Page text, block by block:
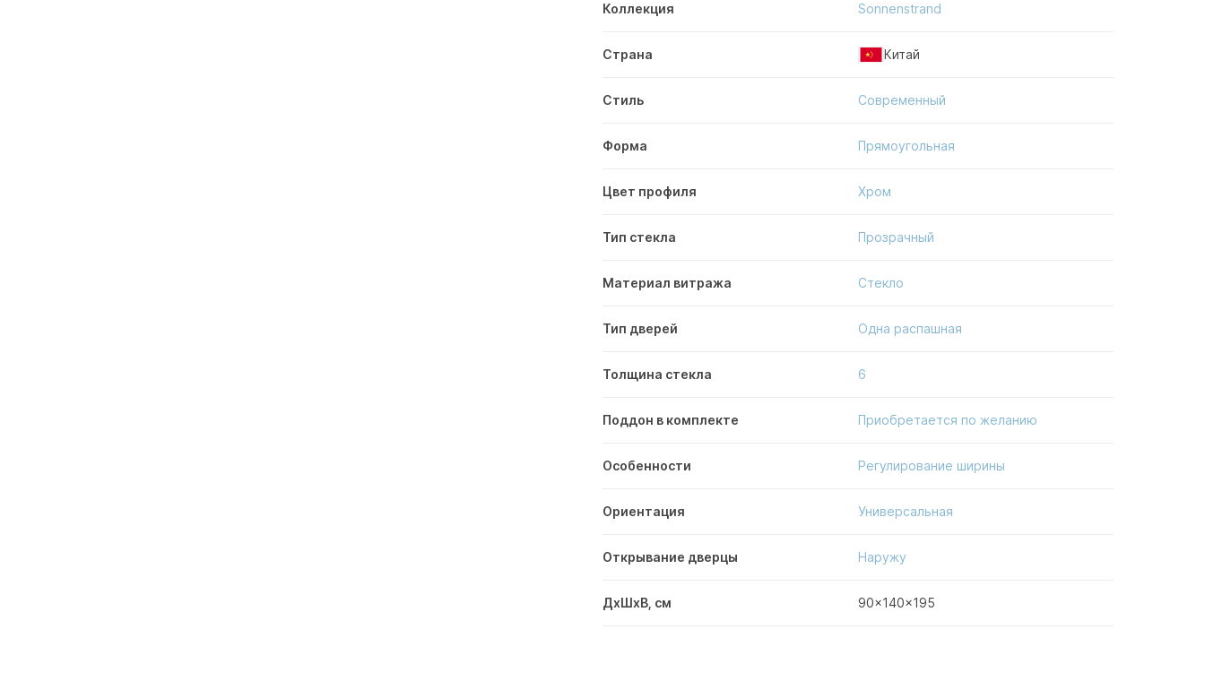
Коллекция Sonnenstrand
Страна Китай
Стиль Современный
Форма Прямоугольная
Цвет профиля Хром
Тип стекла Прозрачный
Материал витража Стекло
Тип дверей Одна распашная
Толщина стекла 6
Поддон в комплекте Приобретается по желанию
Особенности Регулирование ширины
Ориентация Универсальная
Открывание дверцы Наружу
ДxШxВ, см 90x140x195